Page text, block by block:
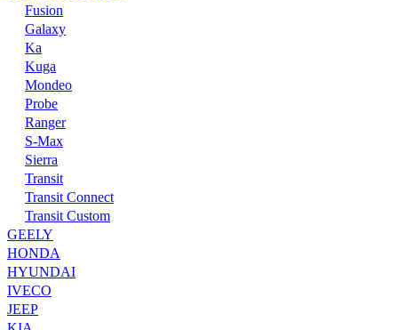
Fusion
Galaxy
Ka
Kuga
Mondeo
Probe
Ranger
S-Max
Sierra
Transit
Transit Connect
Transit Custom
GEELY
HONDA
HYUNDAI
IVECO
JEEP